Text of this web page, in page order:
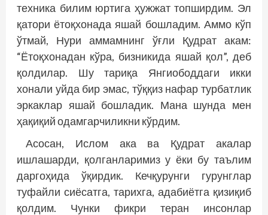
техника билим юртига ҳужжат топширдим. Эл
қатори ётоқхонада яшай бошладим. Аммо кўп
ўтмай, Нури аммамнинг ўғли Қудрат акам:
“Ётоқхонадан кўра, бизникида яшай қол”, деб
қолдилар. Шу тариқа Янгиободдаги икки
хонали уйда бир эмас, тўққиз нафар турбатлик
эркаклар яшай бошладик. Мана шунда мен
ҳақиқий одамгарчиликни кўрдим.
Асосан, Ислом ака ва Қудрат акалар
ишлашарди, қолганларимиз у ёки бу таълим
даргоҳида ўқирдик. Кечқурунги гурунглар
туфайли сиёсатга, тарихга, адабиётга қизиқиб
қолдим. Чунки фикри теран инсонлар